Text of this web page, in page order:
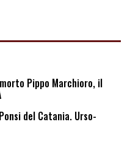
Pippo Marchioro, il
del Catania. Urso-